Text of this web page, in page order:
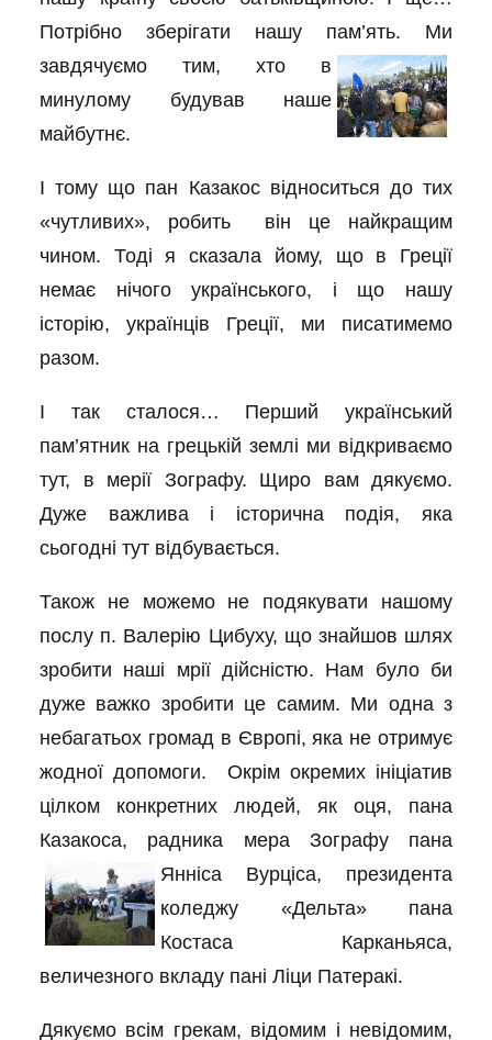
Потрібно зберігати нашу пам’ять. Ми
завдячуємо тим, хто в
минулому будував наше
майбутнє.
І тому що пан Казакос відноситься до тих
«чутливих», робить він це найкращим
чином. Тоді я сказала йому, що в Греції
немає нічого українського, і що нашу
історію, українців Греції, ми писатимемо
разом.
І так сталося… Перший український
пам’ятник на грецькій землі ми відкриваємо
тут, в мерії Зографу. Щиро вам дякуємо.
Дуже важлива і історична подія, яка
сьогодні тут відбувається.
Також не можемо не подякувати нашому
послу п. Валерію Цибуху, що знайшов шлях
зробити наші мрії дійсністю. Нам було би
дуже важко зробити це самим. Ми одна з
небагатьох громад в Європі, яка не отримує
жодної допомоги. Окрім окремих ініціатив
цілком конкретних людей, як оця, пана
Казакоса, радника мера Зографу пана
Янніса Вурціса, президента
коледжу «Дельта» пана
Костаса Карканьяса,
величезного вкладу пані Ліци Патеракі.
Дякуємо всім грекам, відомим і невідомим,